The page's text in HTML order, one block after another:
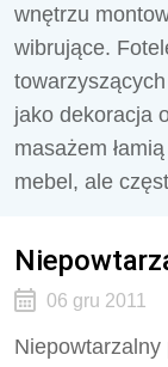
wnętrzu
wibrujące.
jako dekoracja
masażem
mebel, ale
06 gru 2011